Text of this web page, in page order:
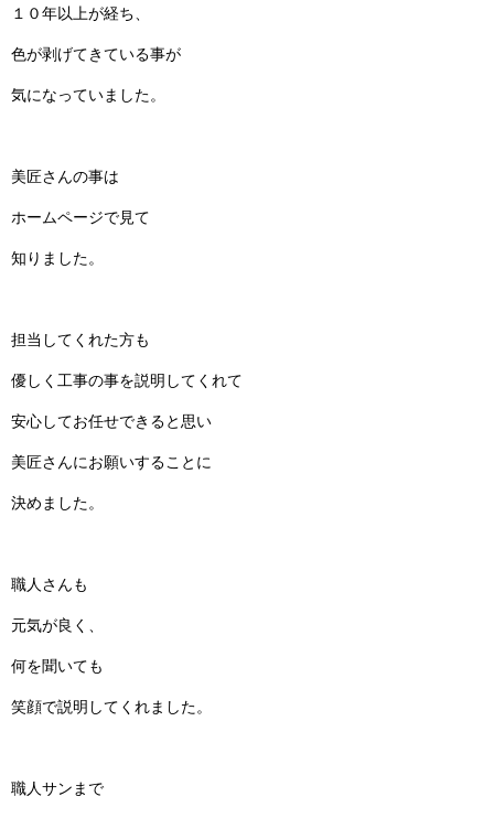
１０年以上が経ち、
色が剥げてきている事が
気になっていました。
美匠さんの事は
ホームページで見て
知りました。
担当してくれた方も
優しく工事の事を説明してくれて
安心してお任せできると思い
美匠さんにお願いすることに
決めました。
職人さんも
元気が良く、
何を聞いても
笑顔で説明してくれました。
職人サンまで